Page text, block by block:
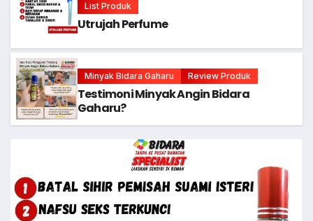
List Produk
Utrujah Perfume
Minyak Bidara Gaharu Review Produk
Testimoni Minyak Angin Bidara
Gaharu?